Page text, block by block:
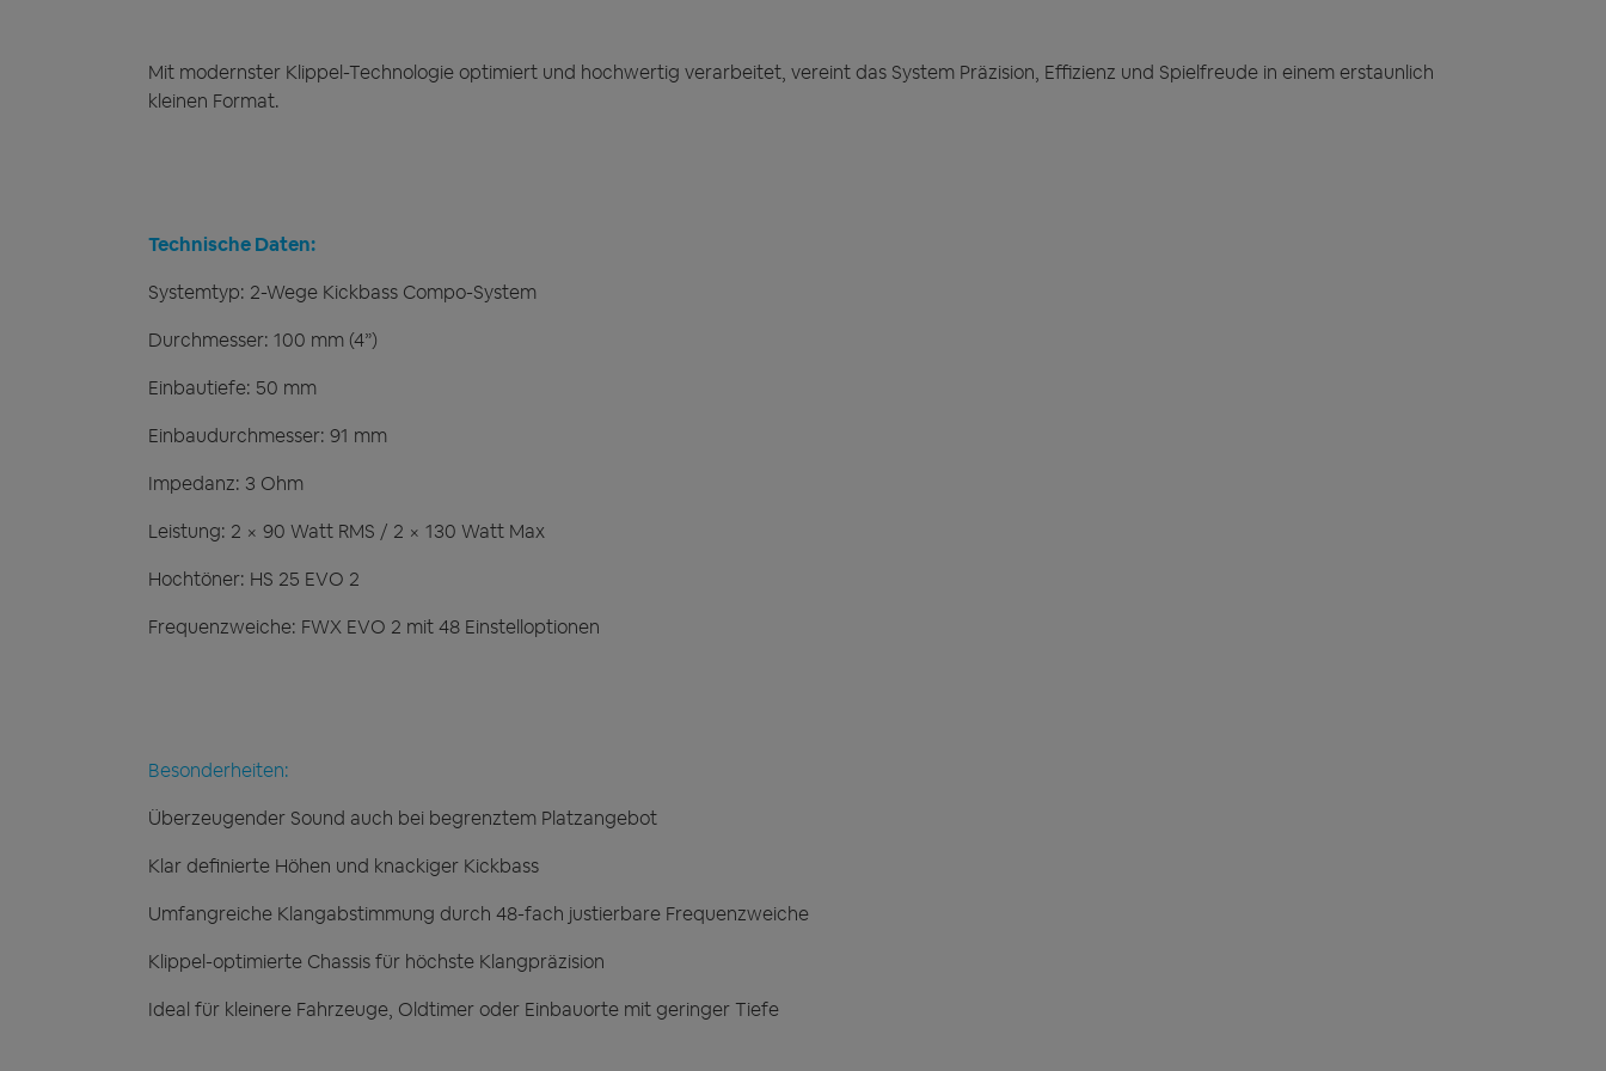
Mit modernster Klippel-Technologie optimiert und hochwertig verarbeitet, vereint das System Präzision, Effizienz und Spielfreude in einem erstaunlich
kleinen Format.
Technische Daten:
Systemtyp: 2-Wege Kickbass Compo-System
Durchmesser: 100 mm (4”)
Einbautiefe: 50 mm
Einbaudurchmesser: 91 mm
Impedanz: 3 Ohm
Leistung: 2 × 90 Watt RMS / 2 × 130 Watt Max
Hochtöner: HS 25 EVO 2
Frequenzweiche: FWX EVO 2 mit 48 Einstelloptionen
Besonderheiten:
Überzeugender Sound auch bei begrenztem Platzangebot
Klar definierte Höhen und knackiger Kickbass
Umfangreiche Klangabstimmung durch 48-fach justierbare Frequenzweiche
Klippel-optimierte Chassis für höchste Klangpräzision
Ideal für kleinere Fahrzeuge, Oldtimer oder Einbauorte mit geringer Tiefe